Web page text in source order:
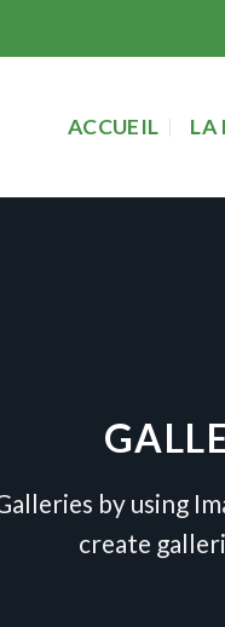
ACCUEIL LA
by using
create